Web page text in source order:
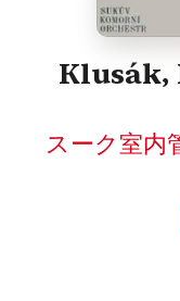
Klusák,
スーク室内